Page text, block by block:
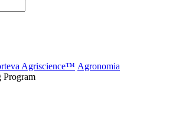
Agriscience™ Agronomia
Program